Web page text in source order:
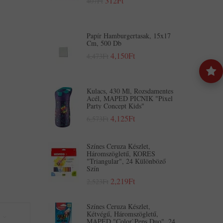
Papír Hamburgertasak, 15x17
Cm, 500 Db
4,150Ft
Kulacs, 430 Ml, Rozsdamentes
Acél, MAPED PICNIK "Pixel
Party Concept Kids"
4,125Ft
Színes Ceruza Készlet,
Háromszögletű, KORES
"Triangular", 24 Különböző
Szín
2,219Ft
Színes Ceruza Készlet,
Kétvégű, Háromszögletű,